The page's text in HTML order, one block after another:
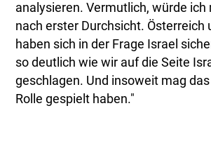
analysieren. Vermutlich, würde ich
nach erster Durchsicht. Österreich
haben sich in der Frage Israel
so deutlich wie wir auf die Seite
geschlagen. Und insoweit mag
Rolle gespielt haben."